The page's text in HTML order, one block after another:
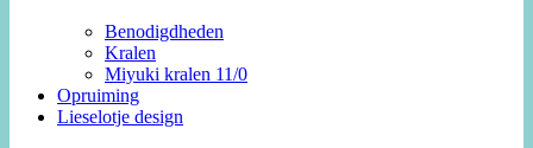
Benodigdheden
Kralen
Miyuki kralen 11/0
Opruiming
Lieselotje design